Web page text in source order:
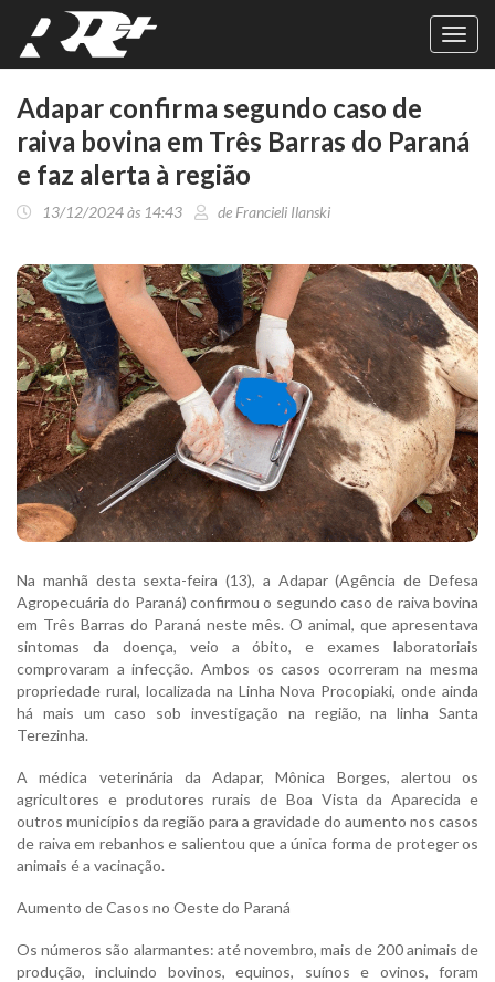
Adapar confirma segundo caso de
raiva bovina em Três Barras do Paraná
e faz alerta à região
13/12/2024 às 14:43 de Francieli Ilanski
Na manhã desta sexta-feira (13), a Adapar (Agência de Defesa
Agropecuária do Paraná) confirmou o segundo caso de raiva bovina
em Três Barras do Paraná neste mês. O animal, que apresentava
sintomas da doença, veio a óbito, e exames laboratoriais
comprovaram a infecção. Ambos os casos ocorreram na mesma
propriedade rural, localizada na Linha Nova Procopiaki, onde ainda
há mais um caso sob investigação na região, na linha Santa
Terezinha.
A médica veterinária da Adapar, Mônica Borges, alertou os
agricultores e produtores rurais de Boa Vista da Aparecida e
outros municípios da região para a gravidade do aumento nos casos
de raiva em rebanhos e salientou que a única forma de proteger os
animais é a vacinação.
Aumento de Casos no Oeste do Paraná
Os números são alarmantes: até novembro, mais de 200 animais de
produção, incluindo bovinos, equinos, suínos e ovinos, foram